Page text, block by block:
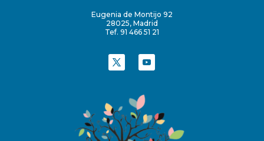
Eugenia de Montijo 92
28025, Madrid
Tef. 91 466 51 21